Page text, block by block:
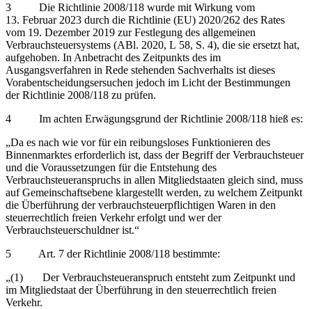
3 Die Richtlinie 2008/118 wurde mit Wirkung vom
13. Februar 2023 durch die Richtlinie (EU) 2020/262 des Rates
vom 19. Dezember 2019 zur Festlegung des allgemeinen
Verbrauchsteuersystems (ABl. 2020, L 58, S. 4), die sie ersetzt hat,
aufgehoben. In Anbetracht des Zeitpunkts des im
Ausgangsverfahren in Rede stehenden Sachverhalts ist dieses
Vorabentscheidungsersuchen jedoch im Licht der Bestimmungen
der Richtlinie 2008/118 zu prüfen.
4 Im achten Erwägungsgrund der Richtlinie 2008/118 hieß es:
„Da es nach wie vor für ein reibungsloses Funktionieren des
Binnenmarktes erforderlich ist, dass der Begriff der Verbrauchsteuer
und die Voraussetzungen für die Entstehung des
Verbrauchsteueranspruchs in allen Mitgliedstaaten gleich sind, muss
auf Gemeinschaftsebene klargestellt werden, zu welchem Zeitpunkt
die Überführung der verbrauchsteuerpflichtigen Waren in den
steuerrechtlich freien Verkehr erfolgt und wer der
Verbrauchsteuerschuldner ist.“
5 Art. 7 der Richtlinie 2008/118 bestimmte:
„(1) Der Verbrauchsteueranspruch entsteht zum Zeitpunkt und
im Mitgliedstaat der Überführung in den steuerrechtlich freien
Verkehr.